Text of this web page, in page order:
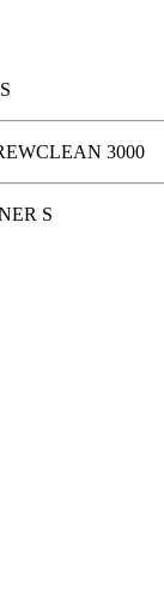
3000
S